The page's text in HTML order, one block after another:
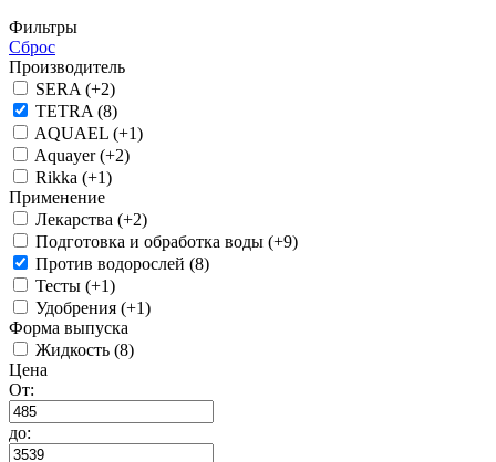
Фильтры
Сброс
Производитель
SERA (+2)
TETRA (8)
AQUAEL (+1)
Aquayer (+2)
Rikka (+1)
Применение
Лекарства (+2)
Подготовка и обработка воды (+9)
Против водорослей (8)
Тесты (+1)
Удобрения (+1)
Форма выпуска
Жидкость (8)
Цена
От:
до: